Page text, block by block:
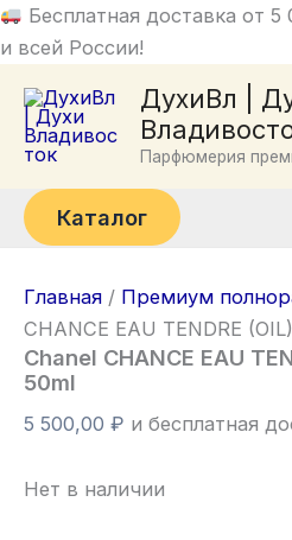
Бесплатная доставка от
и всей России!
Перейти
к
ДухиВл |
Парфюмерия
Каталог
Главная / Премиум
CHANCE EAU TENDRE
Chanel CHANCE EAU
50ml
5 500,00 ₽ и бесплатная
Нет в наличии